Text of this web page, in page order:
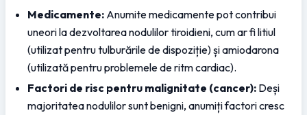
Medicamente: Anumite medicamente pot contribui
uneori la dezvoltarea nodulilor tiroidieni, cum ar fi litiul
(utilizat pentru tulburările de dispoziție) și amiodarona
(utilizată pentru problemele de ritm cardiac).
Factori de risc pentru malignitate (cancer): Deși
majoritatea nodulilor sunt benigni, anumiți factori cresc